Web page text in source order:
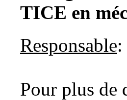
TICE en
Responsable
Pour plus de